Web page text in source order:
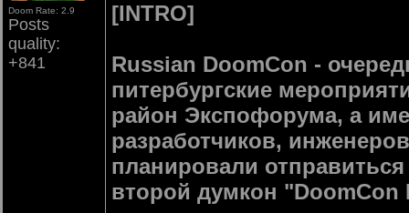
Doom Rate: 2.9
Posts
quality:
+841
[INTRO]
Russian DoomCon -
питербургские
район Экспофорума, а
разработчиков,
планировали
второй думкон